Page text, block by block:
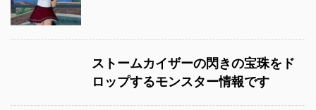
ストームカイザーの閃きの宝珠をド
ロップするモンスター情報です